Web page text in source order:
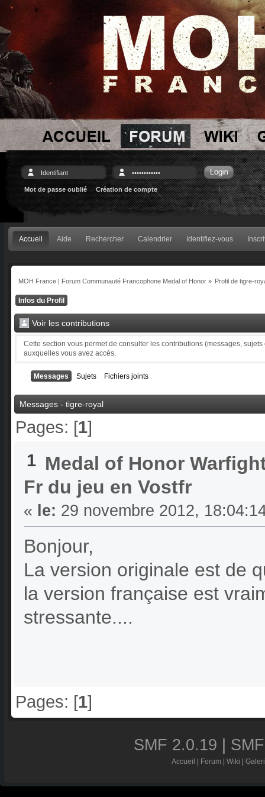
Mot de passe oublié Création de compte
Accueil Aide Rechercher Calendrier Identifiez-vous
MOH France | Forum Communauté Francophone Medal of Honor» Profil de tigre-
Infos du Profil
Voir les contributions
Cette section vous permet de consulter les contributions (messages,
auxquelles vous avez accès.
Messages Sujets Fichiers joints
Messages - tigre-royal
Pages: [1]
1 Medal of Honor
Fr du jeu en Vostfr
« le: 29 novembre 2012,
Bonjour,
La version originale est de
la version française est
stressante....
Pages: [1]
SMF 2.0.19
Accueil Forum Wiki